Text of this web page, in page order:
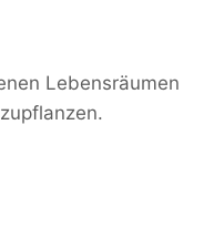
Lebensräumen